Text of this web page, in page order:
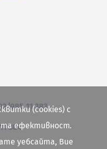
985 11 383
384
(cookies) с
ефективност.
уебсайта, Вие